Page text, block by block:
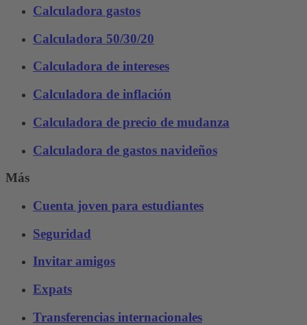
Calculadora gastos
Calculadora 50/30/20
Calculadora de intereses
Calculadora de inflación
Calculadora de precio de mudanza
Calculadora de gastos navideños
Más
Cuenta joven para estudiantes
Seguridad
Invitar amigos
Expats
Transferencias internacionales